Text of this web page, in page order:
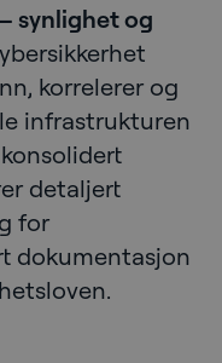
synlighet og
korrelerer og
infrastrukturen
detaljert
for
dokumentasjon